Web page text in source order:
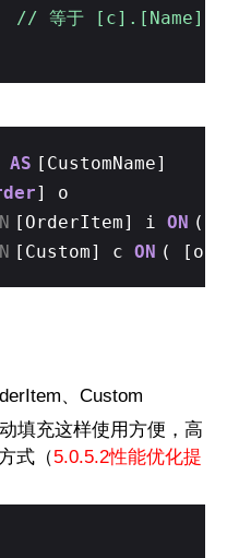
// 等于 [c].[Name]
AS [CustomName]
] o
[OrderItem] i ON (
[Custom] c ON (
、Custom
填充这样使用方便，高
式（5.0.5.2性能优化提